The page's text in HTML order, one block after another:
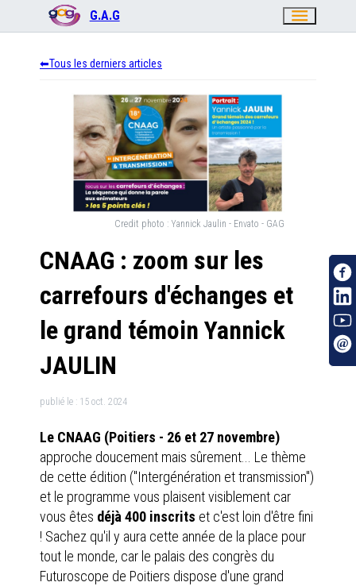
G.A.G menu
Tous les derniers articles
Credit photo : Yannick Jaulin - Envato - GAG
CNAAG : zoom sur les
carrefours d'échanges et
le grand témoin Yannick
JAULIN
publié le : 15 oct. 2024
Le CNAAG (Poitiers - 26 et 27 novembre)
approche doucement mais sûrement... Le thème
de cette édition ("Intergénération et transmission")
et le programme vous plaisent visiblement car
vous êtes déjà 400 inscrits et c'est loin d'être fini
! Sachez qu'il y aura cette année de la place pour
tout le monde, car le palais des congrès du
Futuroscope de Poitiers dispose d'une grand